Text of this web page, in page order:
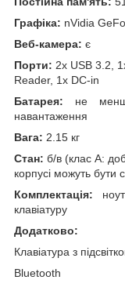
Графіка: nVidia
Веб-камера: є
Порти: 2x USB 3.2,
Reader, 1x DC-in
Батарея: не
навантаження
Вага: 2.15 кг
Стан:б/в (клас А:
корпусі можуть бути
Комплектація:
клавіатуру
Додатково:
Клавіатура з
Bluetooth